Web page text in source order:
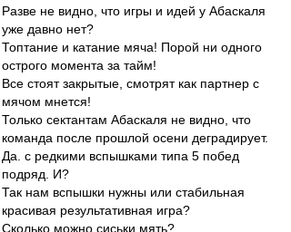
Разве не видно, что игры и идей у Абаскаля
уже давно нет?
Топтание и катание мяча! Порой ни одного
острого момента за тайм!
Все стоят закрытые, смотрят как партнер с
мячом мнется!
Только сектантам Абаскаля не видно, что
команда после прошлой осени деградирует.
Да. с редкими вспышками типа 5 побед
подряд. И?
Так нам вспышки нужны или стабильная
красивая результативная игра?
Сколько можно сиськи мять?